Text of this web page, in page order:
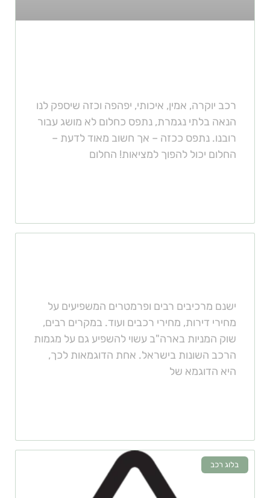
רכב יוקרה, אמין, איכותי, יפהפה וכזה שיספק לנו
הנאה בלתי נגמרת, נתפס כחלום לא מושג עבור
רובנו. נתפס ככזה – אך חשוב מאוד לדעת –
החלום יכול להפוך למציאות! החלום
ישנם מרכיבים רבים ופרמטרים המשפיעים על
מחירי דירות, מחירי רכבים ועוד. במקרים רבים,
שוק המניות בארה"ב עשוי להשפיע גם על מגמות
הרכב השונות בישראל. אחת הדוגמאות לכך,
היא הדוגמא של
בלוג רכב